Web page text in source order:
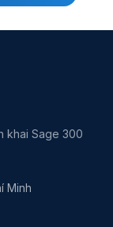
khai Sage 300
Minh